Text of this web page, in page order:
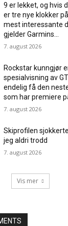
9 er lekket, og hvis
er tre nye klokker
mest interessante
gjelder Garmins...
7. august 2026
Rockstar kunngjør
spesialvisning av
endelig få den
som har premiere
7. august 2026
Skiprofilen
jeg aldri trodd
7. august 2026
Vis mer